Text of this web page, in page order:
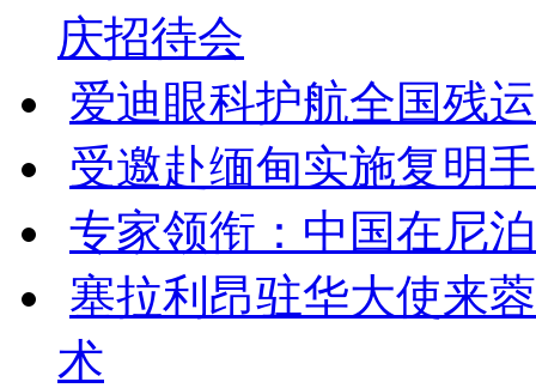
庆招待会
爱迪眼科护航全国残
受邀赴缅甸实施复明
专家领衔：中国在尼
塞拉利昂驻华大使来
术